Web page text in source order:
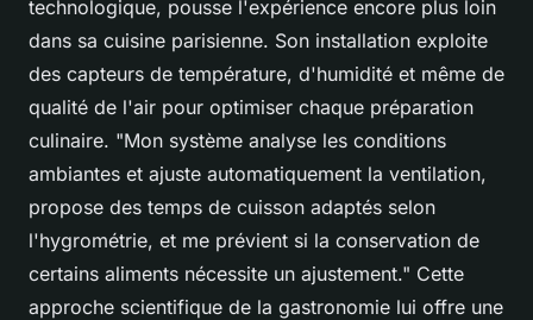
technologique, pousse l'expérience encore plus loin
dans sa cuisine parisienne. Son installation exploite
des capteurs de température, d'humidité et même de
qualité de l'air pour optimiser chaque préparation
culinaire. "Mon système analyse les conditions
ambiantes et ajuste automatiquement la ventilation,
propose des temps de cuisson adaptés selon
l'hygrométrie, et me prévient si la conservation de
certains aliments nécessite un ajustement." Cette
approche scientifique de la gastronomie lui offre une